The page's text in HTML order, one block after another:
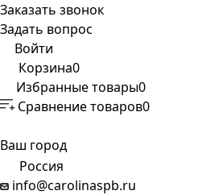
Заказать звонок
Задать вопрос
Войти
Корзина0
Избранные товары0
Сравнение товаров0
Ваш город
Россия
info@carolinaspb.ru